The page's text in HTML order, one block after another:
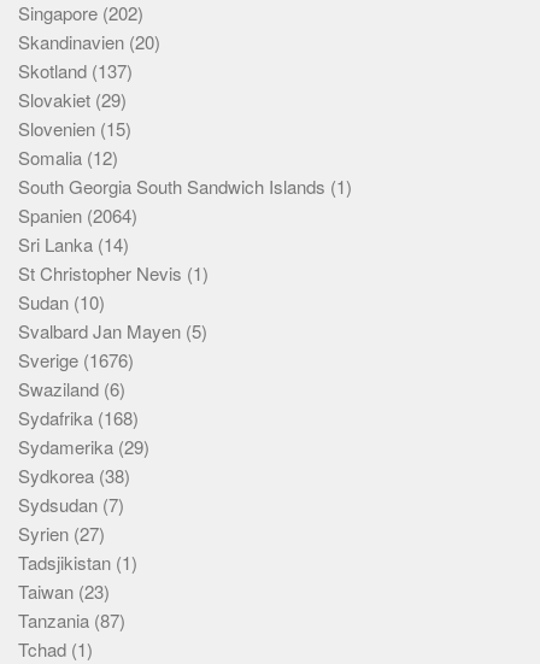
Singapore (202)
Skandinavien (20)
Skotland (137)
Slovakiet (29)
Slovenien (15)
Somalia (12)
South Georgia South Sandwich Islands (1)
Spanien (2064)
Sri Lanka (14)
St Christopher Nevis (1)
Sudan (10)
Svalbard Jan Mayen (5)
Sverige (1676)
Swaziland (6)
Sydafrika (168)
Sydamerika (29)
Sydkorea (38)
Sydsudan (7)
Syrien (27)
Tadsjikistan (1)
Taiwan (23)
Tanzania (87)
Tchad (1)